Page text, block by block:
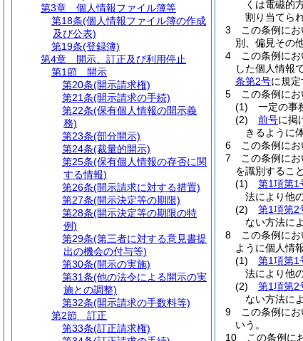
くは電磁的
割り当てら
3
この条例に
別、偏見その
4
この条例に
した個人情報
条第2号に規
5
この条例に
(1)
一定の事
(2)
前号に掲
きるように
6
この条例に
7
この条例に
を識別するこ
(1)
第1項第1
法により他
(2)
第1項第2
ない方法に
8
この条例に
ように個人情
(1)
第1項第1
法により他
(2)
第1項第2
ない方法に
9
この条例に
いう。
10
この条例に
第3章
個人情報ファイル簿等
第18条(個人情報ファイル簿の作成
及び公表)
第19条(登録簿)
第4章
開示、訂正及び利用停止
第1節
開示
第20条(開示請求権)
第21条(開示請求の手続)
第22条(保有個人情報の開示義
務)
第23条(部分開示)
第24条(裁量的開示)
第25条(保有個人情報の存否に関
する情報)
第26条(開示請求に対する措置)
第27条(開示決定等の期限)
第28条(開示決定等の期限の特
例)
第29条(第三者に対する意見書提
出の機会の付与等)
第30条(開示の実施)
第31条(他の法令による開示の実
施との調整)
第32条(開示請求の手数料等)
第2節
訂正
第33条(訂正請求権)